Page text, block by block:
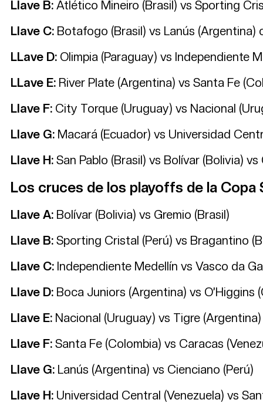
Llave B: Atlético Mineiro (Brasil) vs Sporting
Llave C: Botafogo (Brasil) vs Lanús (Argentina)
LLave D: Olimpia (Paraguay) vs Independiente
LLave E: River Plate (Argentina) vs Santa Fe
Llave F: City Torque (Uruguay) vs Nacional
Llave G: Macará (Ecuador) vs Universidad
Llave H: San Pablo (Brasil) vs Bolívar (Bolivia) vs
Los cruces de los playoffs de la Copa
Llave A: Bolívar (Bolivia) vs Gremio (Brasil)
Llave B: Sporting Cristal (Perú) vs Bragantino
Llave C: Independiente Medellín vs Vasco da
Llave D: Boca Juniors (Argentina) vs O’Higgins
Llave E: Nacional (Uruguay) vs Tigre (Argentina)
Llave F: Santa Fe (Colombia) vs Caracas
Llave G: Lanús (Argentina) vs Cienciano (Perú)
Llave H: Universidad Central (Venezuela) vs